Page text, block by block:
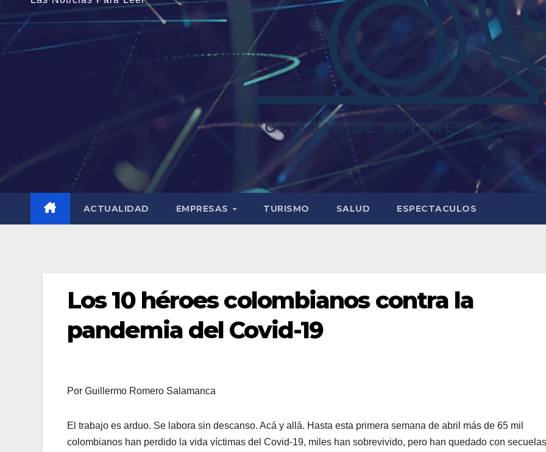
ACTUALIDAD EMPRESAS TURISMO SALUD ESPECTACULOS
Los 10 héroes colombianos contra la
pandemia del Covid-19
Por Guillermo Romero Salamanca
El trabajo es arduo. Se labora sin descanso. Acá y allá. Hasta esta primera semana de abril más de 65 mil
colombianos han perdido la vida víctimas del Covid-19, miles han sobrevivido, pero han quedado con